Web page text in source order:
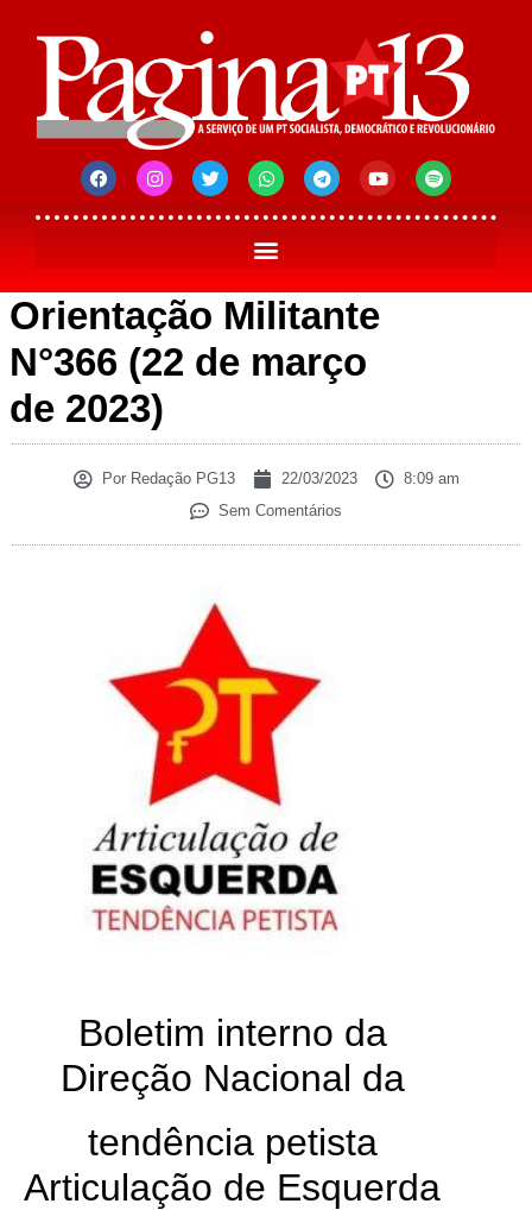
Orientação Militante
N°366 (22 de março
de 2023)
PorRedação PG13 22/03/2023
8:09 am
Sem Comentários
Boletim interno da
Direção Nacional da
tendência petista
Articulação de Esquerda